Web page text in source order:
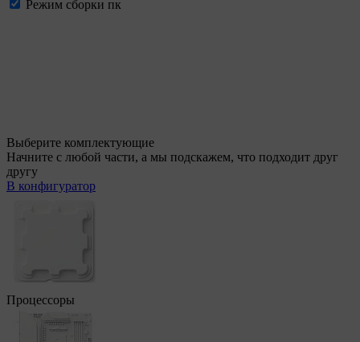
Режим сборки пк
Выберите комплектующие
Начните с любой части, а мы подскажем, что подходит друг
другу
В конфигуратор
Процессоры